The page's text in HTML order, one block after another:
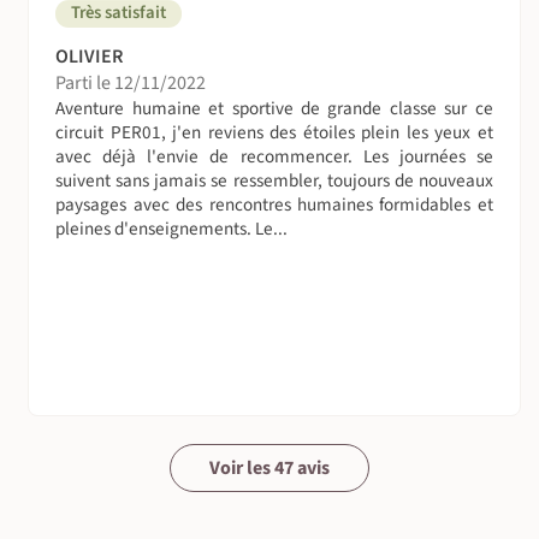
demander à bénéficier d’une chambre individuelle, en
supplément à partir de 153€, selon les dates et
disponibilités.
A table !
Un grand soin est apporté aux repas. Certains
déjeuners seront pris sous forme de pique nique,
notamment durant les randonnées. Les autres repas sous
tous pris aux restaurants, à l’hôtel ou chez l'habitant. La
Pour les quelques repas libres, à Aguas Calientes et
Cuzco, vous trouverez un large choix de restaurants.
Très satisfait
OLIVIER
Parti le 12/11/2022
Aventure humaine et sportive de grande classe sur ce
circuit PER01, j'en reviens des étoiles plein les yeux et
avec déjà l'envie de recommencer. Les journées se
suivent sans jamais se ressembler, toujours de nouveaux
paysages avec des rencontres humaines formidables et
pleines d'enseignements. Le...
Voir les 47 avis